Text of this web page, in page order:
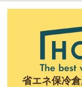
省エネ保冷